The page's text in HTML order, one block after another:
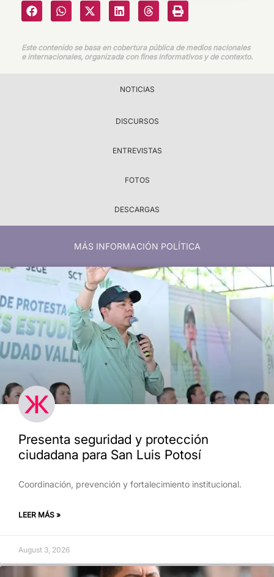
Este contenido se basa en cobertura pública de medios nacionales
e internacionales, organizada con fines informativos y de contexto.
NOTICIAS
DISCURSOS
ENTREVISTAS
FOTOS
DESCARGAS
MÁS INFORMACIÓN POLÍTICA
Presenta seguridad y protección
ciudadana para San Luis Potosí
Coordinación, prevención y fortalecimiento institucional.
LEER MÁS »
August 3, 2026